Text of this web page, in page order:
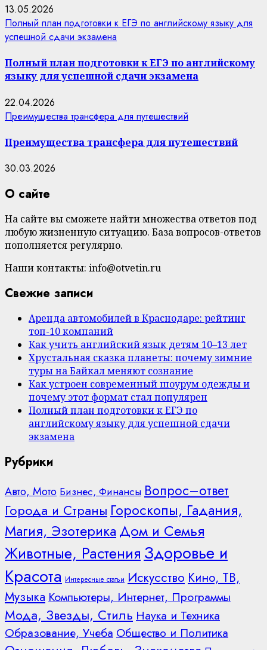
13.05.2026
Полный план подготовки к ЕГЭ по английскому языку для
успешной сдачи экзамена
Полный план подготовки к ЕГЭ по английскому
языку для успешной сдачи экзамена
22.04.2026
Преимущества трансфера для путешествий
Преимущества трансфера для путешествий
30.03.2026
О сайте
На сайте вы сможете найти множества ответов под
любую жизненную ситуацию. База вопросов-ответов
пополняется регулярно.
Наши контакты: info@otvetin.ru
Свежие записи
Аренда автомобилей в Краснодаре: рейтинг
топ-10 компаний
Как учить английский язык детям 10–13 лет
Хрустальная сказка планеты: почему зимние
туры на Байкал меняют сознание
Как устроен современный шоурум одежды и
почему этот формат стал популярен
Полный план подготовки к ЕГЭ по
английскому языку для успешной сдачи
экзамена
Рубрики
Авто, Мото Бизнес, Финансы Вопрос–ответ
Города и Страны Гороскопы, Гадания,
Магия, Эзотерика Дом и Семья
Животные, Растения Здоровье и
Красота Интересные статьи Искусство Кино, ТВ,
Музыка Компьютеры, Интернет, Программы
Мода, Звезды, Стиль Наука и Техника
Образование, Учеба Общество и Политика